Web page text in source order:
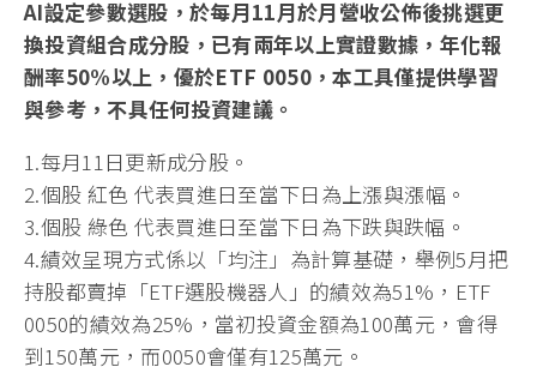
AI設定參數選股，於每月11月於月營收公佈後挑選更
換投資組合成分股，已有兩年以上實證數據，年化報
酬率50%以上，優於ETF 0050，本工具僅提供學習
與參考，不具任何投資建議。
1.每月11日更新成分股。
2.個股 紅色 代表買進日至當下日為上漲與漲幅。
3.個股 綠色 代表買進日至當下日為下跌與跌幅。
4.績效呈現方式係以「均注」為計算基礎，舉例5月把
持股都賣掉「ETF選股機器人」的績效為51%，ETF
0050的績效為25%，當初投資金額為100萬元，會得
到150萬元，而0050會僅有125萬元。